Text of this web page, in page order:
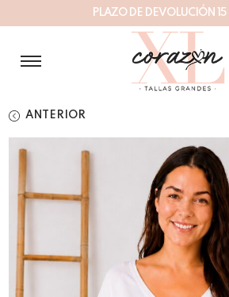
PLAZO DE DEVOLUCI ÓN 5
ANTERIOR